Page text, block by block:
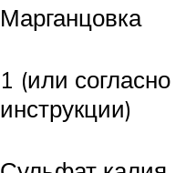
Марганцовка
1 (или согласно
инструкции)